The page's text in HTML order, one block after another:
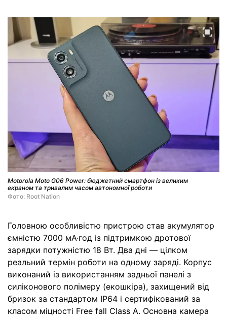
Motorola Moto G06 Power: бюджетний смартфон із великим
екраном та тривалим часом автономної роботи
Фото: Root Nation
Головною особливістю пристрою став акумулятор
ємністю 7000 мА·год із підтримкою дротової
зарядки потужністю 18 Вт. Два дні — цілком
реальний термін роботи на одному заряді. Корпус
виконаний із використанням задньої панелі з
силіконового полімеру (екошкіра), захищений від
бризок за стандартом IP64 і сертифікований за
класом міцності Free fall Class A. Основна камера